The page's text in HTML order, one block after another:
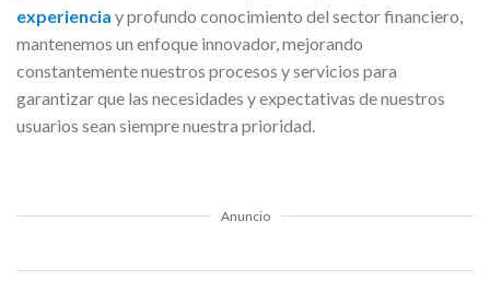
experiencia y profundo conocimiento del sector financiero,
mantenemos un enfoque innovador, mejorando
constantemente nuestros procesos y servicios para
garantizar que las necesidades y expectativas de nuestros
usuarios sean siempre nuestra prioridad.
Anuncio